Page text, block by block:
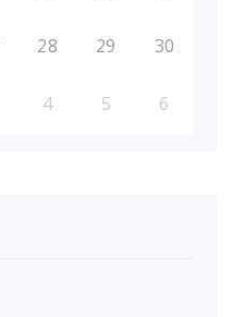
28 29 30
4 5 6